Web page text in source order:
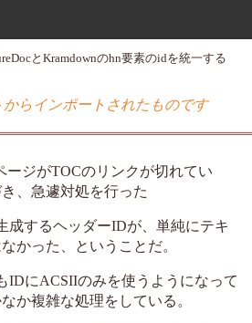
とKramdownのhn要素のidを統一する
らインポートされたものです
ージがTOCのリンクが切れてい
、急遽対処を行った
成するヘッダーIDが、単純にテキ
かった、ということだ。
IDにACSIIのみを使うようになって
か複雑な処理をしている。